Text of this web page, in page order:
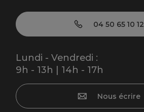
04 50 65 10 12
Lundi - Vendredi :
9h - 13h | 14h - 17h
Nous écrire